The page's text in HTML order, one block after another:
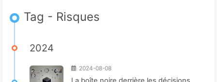
Tag - Risques
2024
2024-08-08